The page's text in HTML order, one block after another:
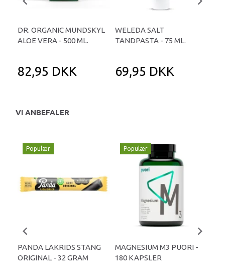
DR. ORGANIC MUNDSKYL
ALOE VERA - 500 ML.
82,95 DKK
WELEDA SALT
TANDPASTA - 75 ML.
69,95 DKK
VI ANBEFALER
Populær
PANDA LAKRIDS STANG
ORIGINAL - 32 GRAM
Populær
MAGNESIUM M3 PUORI -
180 KAPSLER